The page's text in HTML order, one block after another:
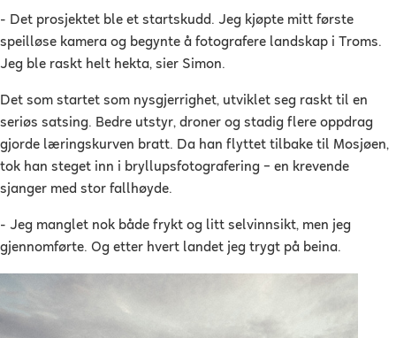
- Det prosjektet ble et startskudd. Jeg kjøpte mitt første
speilløse kamera og begynte å fotografere landskap i Troms.
Jeg ble raskt helt hekta, sier Simon.
Det som startet som nysgjerrighet, utviklet seg raskt til en
seriøs satsing. Bedre utstyr, droner og stadig flere oppdrag
gjorde læringskurven bratt. Da han flyttet tilbake til Mosjøen,
tok han steget inn i bryllupsfotografering – en krevende
sjanger med stor fallhøyde.
- Jeg manglet nok både frykt og litt selvinnsikt, men jeg
gjennomførte. Og etter hvert landet jeg trygt på beina.